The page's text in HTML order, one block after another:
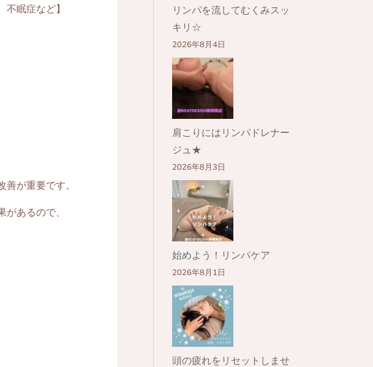
眠症など】
が重要です。
あるので、
リンパを流してむくみスッ
キリ☆
2026年8月4日
肩こりにはリンパドレナー
ジュ★
2026年8月3日
始めよう！リンパケア
2026年8月1日
頭の疲れをリセットしませ